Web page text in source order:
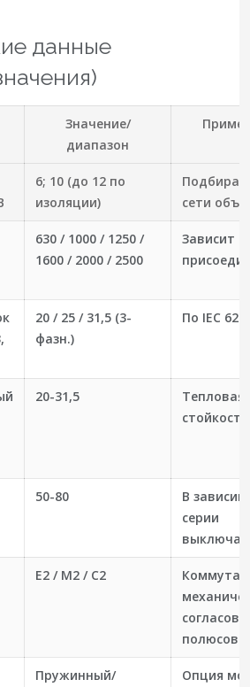
данные
Значение/
диапазон
6; 10 (до 12 по
изоляции)
сети
630 / 1000 / 1250 /
1600 / 2000 / 2500
Зависит
20 / 25 / 31,5 (3-
фазн.)
По IEC
20-31,5
Тепловая
стойкость
50-80
В
серии
E2 / M2 / C2
полюсов
Пружинный/
Опция